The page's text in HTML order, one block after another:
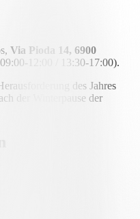
Via Pioda 14, 6900
12:00 / 13:30-17:00).
des Jahres
der Winterpause der